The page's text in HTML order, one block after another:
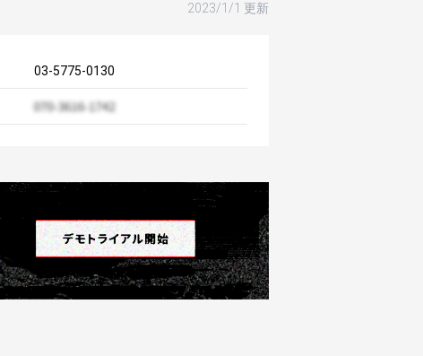
2023/1/1 更新
03-5775-0130